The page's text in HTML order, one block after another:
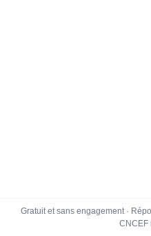
Gratuit et sans engagement ·
CNCEF